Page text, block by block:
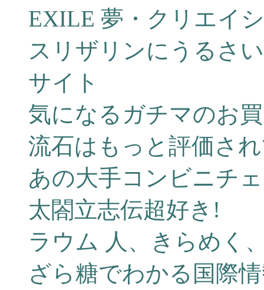
EXILE 夢・クリエイ
スリザリンにうるさ
サイト
気になるガチマのお
流石はもっと評価さ
あの大手コンビニチ
太閤立志伝超好き!
ラウム 人、きらめく
ざら糖でわかる国際